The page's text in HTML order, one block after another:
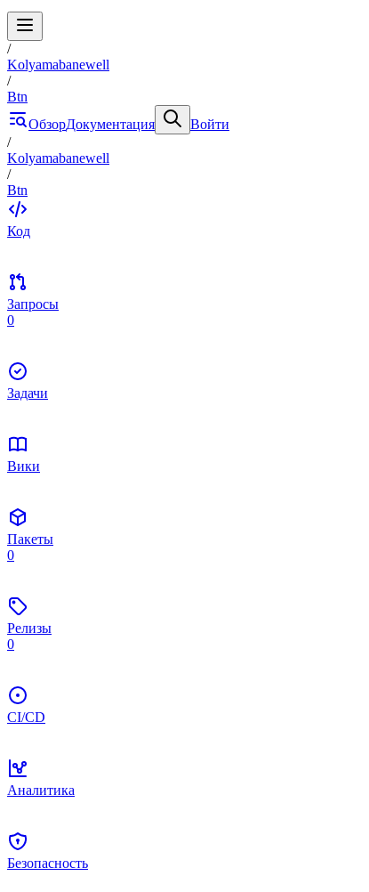
/
Kolyamabanewell
/
Btn
ОбзорДокументация
Войти
/
Kolyamabanewell
/
Btn
Код
Запросы
0
Задачи
Вики
Пакеты
0
Релизы
0
CI/CD
Аналитика
Безопасность